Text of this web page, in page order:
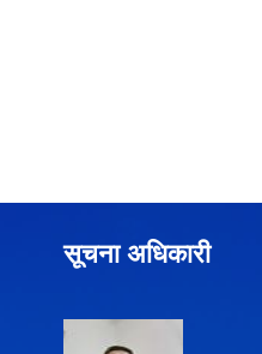
सूचना अधिकारी